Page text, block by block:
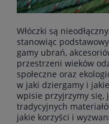
Włóczki są
stanowiąc
gamy ubrań,
przestrzeni wieków
społeczne oraz
w jaki dziergamy i
wpisie przyjrzymy się,
tradycyjnych
jakie korzyści i